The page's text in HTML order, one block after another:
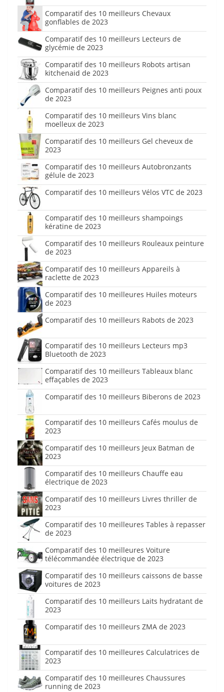
Comparatif des 10 meilleurs Chevaux
gonflables de 2023
Comparatif des 10 meilleurs Lecteurs de
glycémie de 2023
Comparatif des 10 meilleurs Robots artisan
kitchenaid de 2023
Comparatif des 10 meilleurs Peignes anti poux
de 2023
Comparatif des 10 meilleurs Vins blanc
moelleux de 2023
Comparatif des 10 meilleurs Gel cheveux de
2023
Comparatif des 10 meilleurs Autobronzants
gélule de 2023
Comparatif des 10 meilleurs Vélos VTC de 2023
Comparatif des 10 meilleurs shampoings
kératine de 2023
Comparatif des 10 meilleurs Rouleaux peinture
de 2023
Comparatif des 10 meilleurs Appareils à
raclette de 2023
Comparatif des 10 meilleures Huiles moteurs
de 2023
Comparatif des 10 meilleurs Rabots de 2023
Comparatif des 10 meilleurs Lecteurs mp3
Bluetooth de 2023
Comparatif des 10 meilleurs Tableaux blanc
effaçables de 2023
Comparatif des 10 meilleurs Biberons de 2023
Comparatif des 10 meilleurs Cafés moulus de
2023
Comparatif des 10 meilleurs Jeux Batman de
2023
Comparatif des 10 meilleurs Chauffe eau
électrique de 2023
Comparatif des 10 meilleurs Livres thriller de
2023
Comparatif des 10 meilleures Tables à repasser
de 2023
Comparatif des 10 meilleures Voiture
télécommandée électrique de 2023
Comparatif des 10 meilleurs caissons de basse
voitures de 2023
Comparatif des 10 meilleurs Laits hydratant de
2023
Comparatif des 10 meilleurs ZMA de 2023
Comparatif des 10 meilleures Calculatrices de
2023
Comparatif des 10 meilleures Chaussures
running de 2023